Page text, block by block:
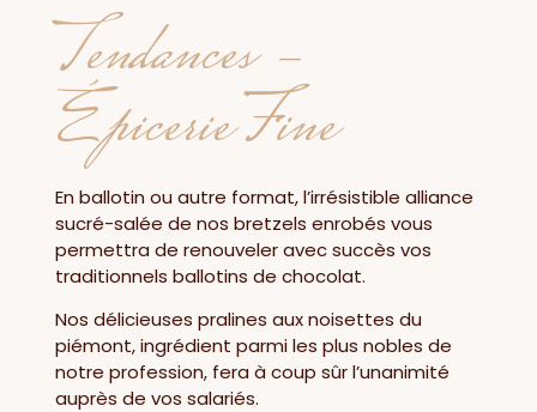
Tendances -
Épicerie Fine
En ballotin ou autre format, l’irrésistible alliance
sucré-salée de nos bretzels enrobés vous
permettra de renouveler avec succès vos
traditionnels ballotins de chocolat.
Nos délicieuses pralines aux noisettes du
piémont, ingrédient parmi les plus nobles de
notre profession, fera à coup sûr l’unanimité
auprès de vos salariés.